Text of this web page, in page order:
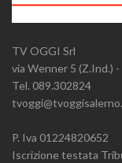
TV OGGI Srl
via Wenner 5 (Z.Ind.)
Tel. 089.302824
P. Iva 01224820652
Iscrizione testata